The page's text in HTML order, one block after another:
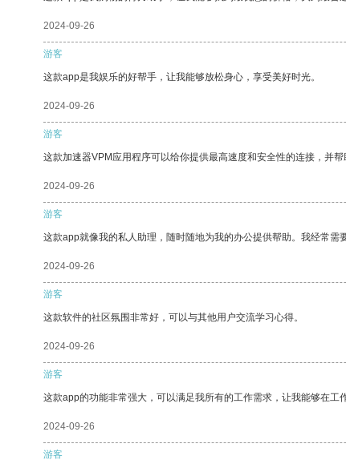
2024-09-26
游客
这款app是我娱乐的好帮手，让我能够放松身心，享受美好时光。
2024-09-26
游客
这款加速器VPM应用程序可以给你提供最高速度和安全性的连接，并帮
2024-09-26
游客
这款app就像我的私人助理，随时随地为我的办公提供帮助。我经常需
2024-09-26
游客
这款软件的社区氛围非常好，可以与其他用户交流学习心得。
2024-09-26
游客
这款app的功能非常强大，可以满足我所有的工作需求，让我能够在工
2024-09-26
游客